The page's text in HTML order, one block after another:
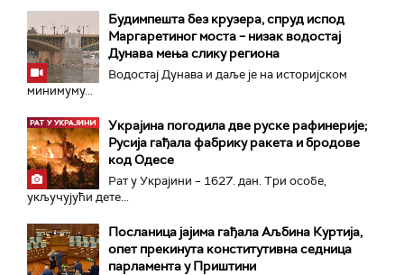
Будимпешта без крузера, спруд испод
Маргаретиног моста – низак водостај
Дунава мења слику региона
Водостај Дунава и даље је на историјском
минимуму...
Украјина погодила две руске рафинерије;
Русија гађала фабрику ракета и бродове
код Одесе
Рат у Украјини – 1627. дан. Три особе,
укључујући дете...
Посланица јајима гађала Аљбина Куртија,
опет прекинута конститутивна седница
парламента у Приштини